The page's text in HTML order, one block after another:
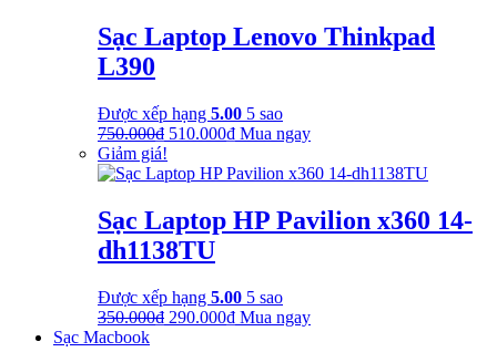
350.000₫.là:
290.000₫.
Sạc Laptop Lenovo Thinkpad
L390
Được xếp hạng 5.00 5 sao
750.000₫ Giá
là:
510.000₫Giá
tại
510.000₫.
Mua ngay
Giảm giá!
Sạc Laptop HP Pavilion x360 14-
dh1138TU
Được xếp hạng 5.00 5 sao
350.000₫ Giá
290.000₫Giá
Mua ngay
Sạc Macbook